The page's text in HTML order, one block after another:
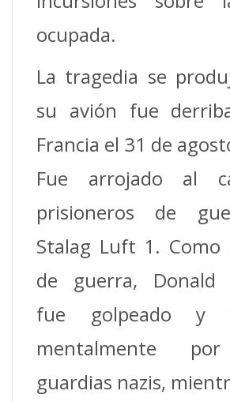
ocupada.
La tragedia se
su avión fue
Francia el 31 de
Fue arrojado al
prisioneros de
Stalag Luft 1. Como
de guerra, Donald
fue golpeado y
mentalmente
guardias nazis,